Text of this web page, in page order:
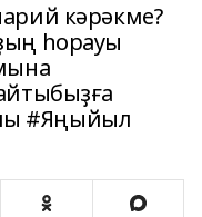
кәрәкме?
һорауы
#Яңыйыл